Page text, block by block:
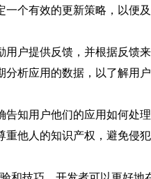
一个有效的更新策略，以便
用户提供反馈，并根据反馈
析应用的数据，以了解用
告知用户他们的应用如何处
重他人的知识产权，避免侵